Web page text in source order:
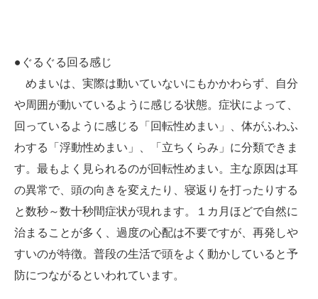
●ぐるぐる回る感じ
めまいは、実際は動いていないにもかかわらず、自分
や周囲が動いているように感じる状態。症状によって、
回っているように感じる「回転性めまい」、体がふわふ
わする「浮動性めまい」、「立ちくらみ」に分類できま
す。最もよく見られるのが回転性めまい。主な原因は耳
の異常で、頭の向きを変えたり、寝返りを打ったりする
と数秒～数十秒間症状が現れます。１カ月ほどで自然に
治まることが多く、過度の心配は不要ですが、再発しや
すいのが特徴。普段の生活で頭をよく動かしていると予
防につながるといわれています。